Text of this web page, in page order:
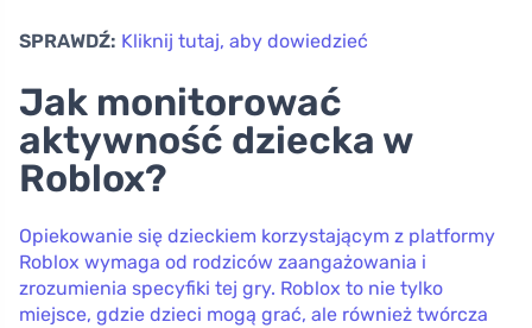
SPRAWDŹ: Kliknij tutaj, aby dowiedzieć
Jak monitorować
aktywność dziecka w
Roblox?
Opiekowanie się dzieckiem korzystającym z platformy
Roblox wymaga od rodziców zaangażowania i
zrozumienia specyfiki tej gry. Roblox to nie tylko
miejsce, gdzie dzieci mogą grać, ale również twórcza